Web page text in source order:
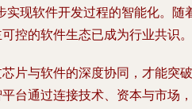
实现软件开发过程的智能化。随
控的软件生态已成为行业共识。
片与软件的深度协同，才能突破
台通过连接技术、资本与市场，